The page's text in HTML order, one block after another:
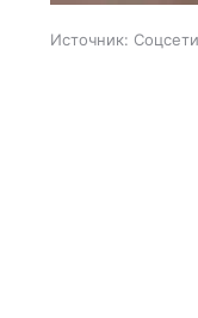
Источник: Соцсети